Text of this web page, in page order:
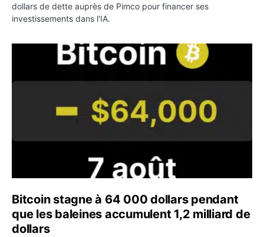
dollars de dette auprès de Pimco pour financer ses
investissements dans l'IA.
Bitcoin stagne à 64 000 dollars pendant que les
Bitcoin stagne à 64 000 dollars pendant
que les baleines accumulent 1,2 milliard de
dollars